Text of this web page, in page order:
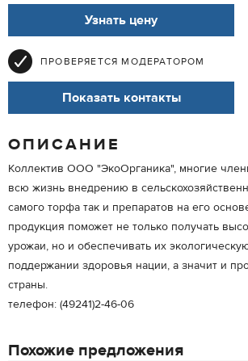
Узнать цену
ПРОВЕРЯЕТСЯ МОДЕРАТОРОМ
Показать контакты
ОПИСАНИЕ
Коллектив ООО "ЭкоОрганика", многие
всю жизнь внедрению в
самого торфа так и препаратов на его
продукция поможет не только получать
урожаи, но и обеспечивать их
поддержании здоровья нации, а значит и
страны.
телефон: (49241)2-46-06
Похожие предложения